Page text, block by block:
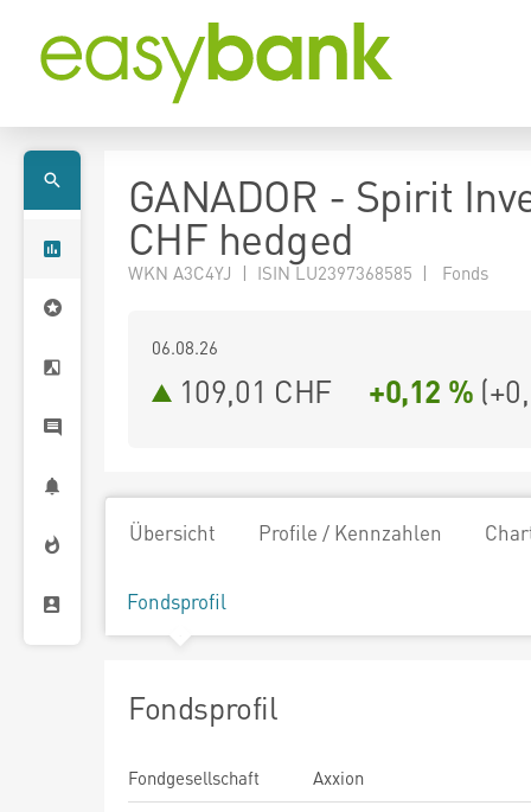
GANADOR - Spirit
CHF hedged
WKN A3C4YJ | ISIN LU2397368585 | Fonds
06.08.26
109,01 CHF +0,12 % (
Übersicht Profile / Kennzahlen
Fondsprofil
Fondsprofil
Fondgesellschaft
Axxion